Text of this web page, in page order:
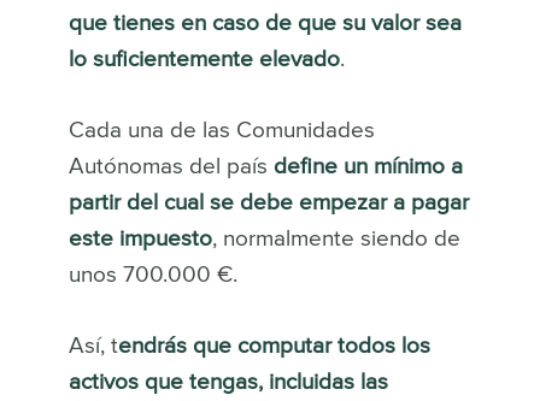
que tienes en caso de que su valor sea
lo suficientemente elevado.
Cada una de las Comunidades
Autónomas del país define un mínimo a
partir del cual se debe empezar a pagar
este impuesto, normalmente siendo de
unos 700.000 €.
Así, tendrás que computar todos los
activos que tengas, incluidas las